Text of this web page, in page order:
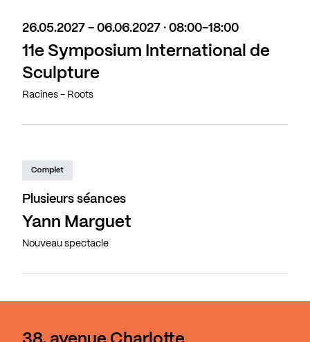
26.05.2027 - 06.06.2027 · 08:00-18:00
11e Symposium International de
Sculpture
Racines - Roots
Complet
Plusieurs séances
Yann Marguet
Nouveau spectacle